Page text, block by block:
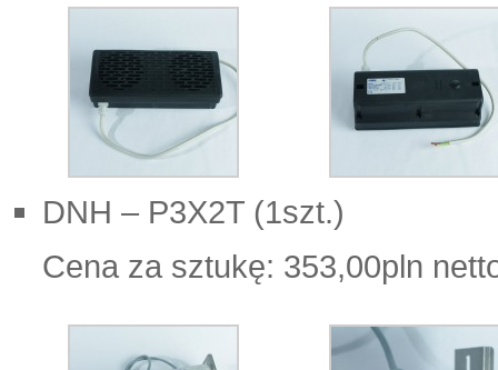
DNH – P3X2T (1szt.)
Cena za sztukę: 353,00pln